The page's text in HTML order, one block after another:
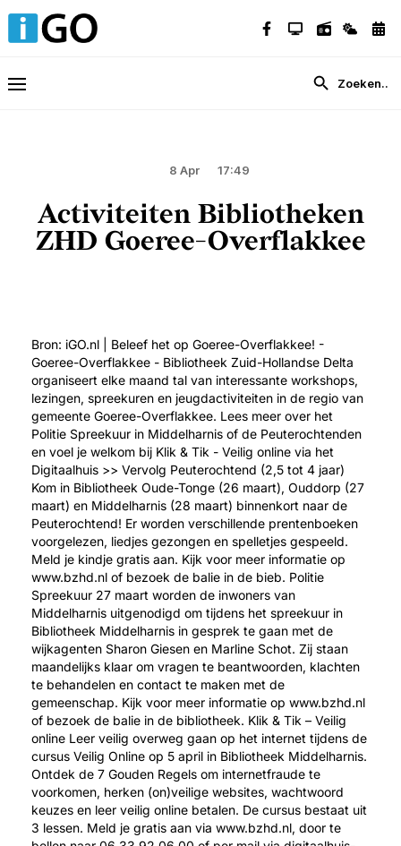
8 Apr 17:49
Activiteiten Bibliotheken
ZHD Goeree-Overflakkee
Bron: iGO.nl | Beleef het op Goeree-Overflakkee! -
Goeree-Overflakkee - Bibliotheek Zuid-Hollandse Delta
organiseert elke maand tal van interessante workshops,
lezingen, spreekuren en jeugdactiviteiten in de regio van
gemeente Goeree-Overflakkee. Lees meer over het
Politie Spreekuur in Middelharnis of de Peuterochtenden
en voel je welkom bij Klik & Tik - Veilig online via het
Digitaalhuis >> Vervolg Peuterochtend (2,5 tot 4 jaar)
Kom in Bibliotheek Oude-Tonge (26 maart), Ouddorp (27
maart) en Middelharnis (28 maart) binnenkort naar de
Peuterochtend! Er worden verschillende prentenboeken
voorgelezen, liedjes gezongen en spelletjes gespeeld.
Meld je kindje gratis aan. Kijk voor meer informatie op
www.bzhd.nl of bezoek de balie in de bieb. Politie
Spreekuur 27 maart worden de inwoners van
Middelharnis uitgenodigd om tijdens het spreekuur in
Bibliotheek Middelharnis in gesprek te gaan met de
wijkagenten Sharon Giesen en Marline Schot. Zij staan
maandelijks klaar om vragen te beantwoorden, klachten
te behandelen en contact te maken met de
gemeenschap. Kijk voor meer informatie op www.bzhd.nl
of bezoek de balie in de bibliotheek. Klik & Tik – Veilig
online Leer veilig overweg gaan op het internet tijdens de
cursus Veilig Online op 5 april in Bibliotheek Middelharnis.
Ontdek de 7 Gouden Regels om internetfraude te
voorkomen, herken (on)veilige websites, wachtwoord
keuzes en leer veilig online betalen. De cursus bestaat uit
3 lessen. Meld je gratis aan via www.bzhd.nl, door te